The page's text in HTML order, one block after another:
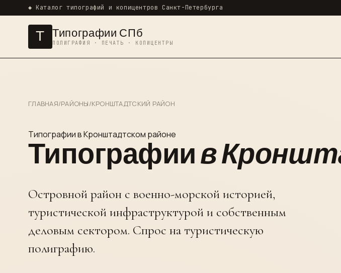
◆ Каталог типографий и копицентров Санкт-Петербурга
Т Типографии СПб
ПОЛИГРАФИЯ · ПЕЧАТЬ · КОПИЦЕНТРЫ
ГЛАВНАЯ/РАЙОНЫ/КРОНШТАДТСКИЙ РАЙОН
Типографии в Кронштадтском районе
Типографиив
Островной район с военно-морской историей,
туристической инфраструктурой и собственным
деловым сектором. Спрос на туристическую
полиграфию.